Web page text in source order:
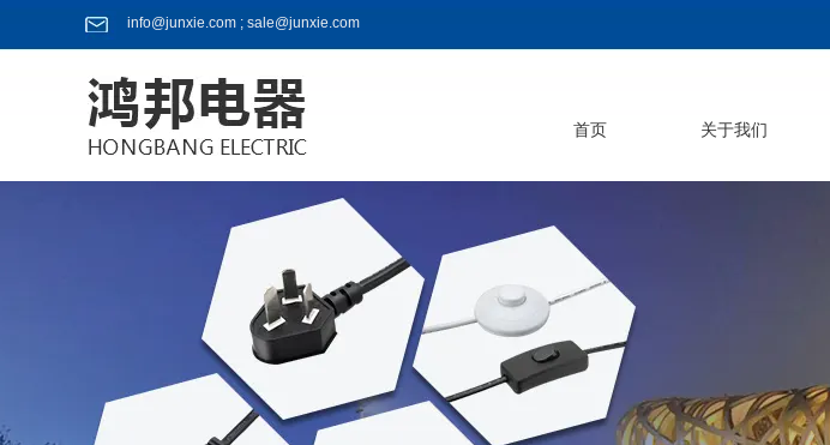
info@junxie.com ; sale@junxie.com
首页 关于我们